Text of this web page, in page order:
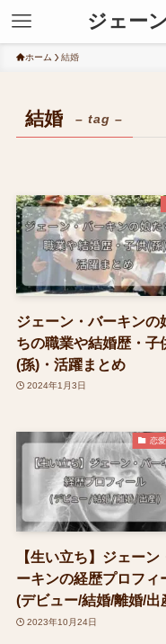
ジェー
ホーム 結婚
結婚 – tag –
ジェーン・バーキンの
ちの職業や結婚歴・子
(孫)・活躍まとめ
2024年1月3日
恋
【生い立ち】ジェーン
ーキンの経歴プロフィ
(デビュー/結婚/離婚/出
2023年10月24日